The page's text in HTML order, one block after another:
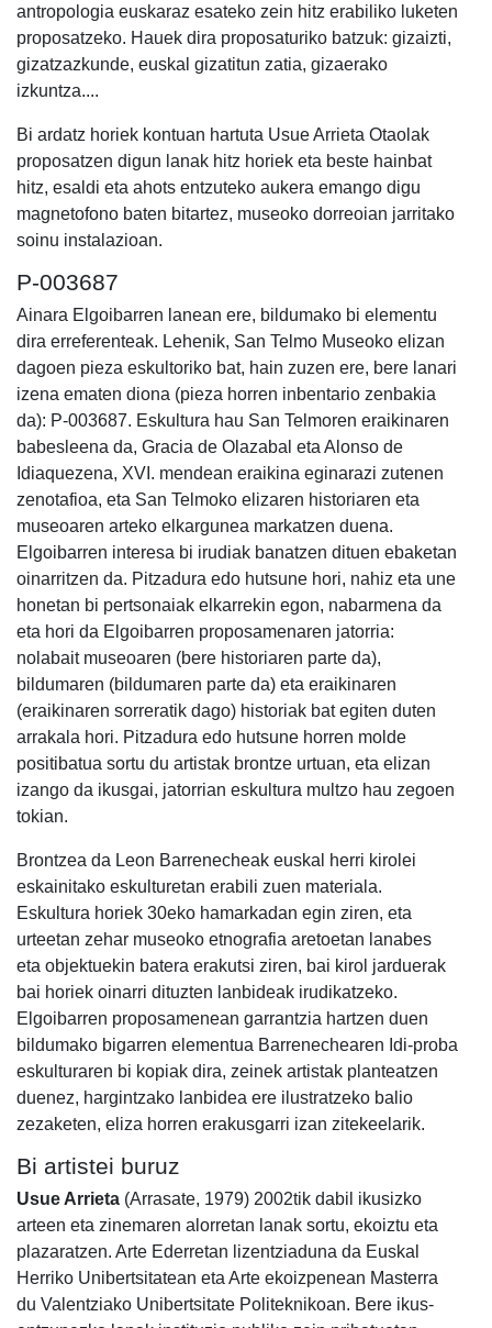
antropologia euskaraz esateko zein hitz erabiliko luketen
proposatzeko. Hauek dira proposaturiko batzuk: gizaizti,
gizatzazkunde, euskal gizatitun zatia, gizaerako
izkuntza....
Bi ardatz horiek kontuan hartuta Usue Arrieta Otaolak
proposatzen digun lanak hitz horiek eta beste hainbat
hitz, esaldi eta ahots entzuteko aukera emango digu
magnetofono baten bitartez, museoko dorreoian jarritako
soinu instalazioan.
P-003687
Ainara Elgoibarren lanean ere, bildumako bi elementu
dira erreferenteak. Lehenik, San Telmo Museoko elizan
dagoen pieza eskultoriko bat, hain zuzen ere, bere lanari
izena ematen diona (pieza horren inbentario zenbakia
da): P-003687. Eskultura hau San Telmoren eraikinaren
babesleena da, Gracia de Olazabal eta Alonso de
Idiaquezena, XVI. mendean eraikina eginarazi zutenen
zenotafioa, eta San Telmoko elizaren historiaren eta
museoaren arteko elkargunea markatzen duena.
Elgoibarren interesa bi irudiak banatzen dituen ebaketan
oinarritzen da. Pitzadura edo hutsune hori, nahiz eta une
honetan bi pertsonaiak elkarrekin egon, nabarmena da
eta hori da Elgoibarren proposamenaren jatorria:
nolabait museoaren (bere historiaren parte da),
bildumaren (bildumaren parte da) eta eraikinaren
(eraikinaren sorreratik dago) historiak bat egiten duten
arrakala hori. Pitzadura edo hutsune horren molde
positibatua sortu du artistak brontze urtuan, eta elizan
izango da ikusgai, jatorrian eskultura multzo hau zegoen
tokian.
Brontzea da Leon Barrenecheak euskal herri kirolei
eskainitako eskulturetan erabili zuen materiala.
Eskultura horiek 30eko hamarkadan egin ziren, eta
urteetan zehar museoko etnografia aretoetan lanabes
eta objektuekin batera erakutsi ziren, bai kirol jarduerak
bai horiek oinarri dituzten lanbideak irudikatzeko.
Elgoibarren proposamenean garrantzia hartzen duen
bildumako bigarren elementua Barrenechearen Idi-proba
eskulturaren bi kopiak dira, zeinek artistak planteatzen
duenez, hargintzako lanbidea ere ilustratzeko balio
zezaketen, eliza horren erakusgarri izan zitekeelarik.
Bi artistei buruz
Usue Arrieta (Arrasate, 1979) 2002tik dabil ikusizko
arteen eta zinemaren alorretan lanak sortu, ekoiztu eta
plazaratzen. Arte Ederretan lizentziaduna da Euskal
Herriko Unibertsitatean eta Arte ekoizpenean Masterra
du Valentziako Unibertsitate Politeknikoan. Bere ikus-